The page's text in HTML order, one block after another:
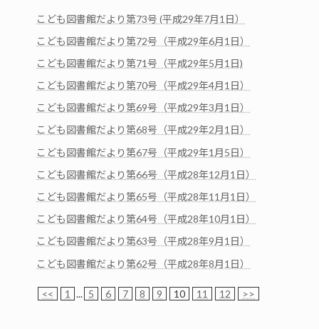
こども図書館だより第73号 (平成29年7月1日）
こども図書館だより第72号（平成29年6月1日）
こども図書館だより第71号（平成29年5月1日)
こども図書館だより第70号（平成29年4月1日）
こども図書館だより第69号（平成29年3月1日）
こども図書館だより第68号（平成29年2月1日）
こども図書館だより第67号（平成29年1月5日）
こども図書館だより第66号（平成28年12月1日）
こども図書館だより第65号（平成28年11月1日）
こども図書館だより第64号（平成28年10月1日）
こども図書館だより第63号（平成28年9月1日）
こども図書館だより第62号（平成28年8月1日）
<< 1 ... 5 6 7 8 9 10 11 12 >>